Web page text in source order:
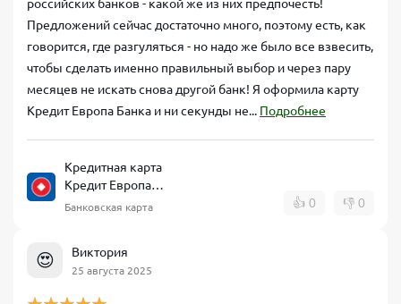
российских банков - какой же из них предпочесть!
Предложений сейчас достаточно много, поэтому есть, как
говорится, где разгуляться - но надо же было все взвесить,
чтобы сделать именно правильный выбор и через пару
месяцев не искать снова другой банк! Я оформила карту
Кредит Европа Банка и ни секунды не... Подробнее
Кредитная карта
Кредит Европа
Банк CARD CREDIT
Банковская карта 👍 0 👎 0
😍 Виктория
25 августа 2025